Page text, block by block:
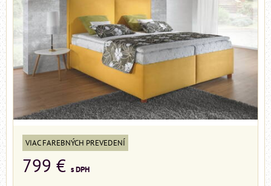
VIAC FAREBNÝCH PREVEDENÍ
799 € s DPH